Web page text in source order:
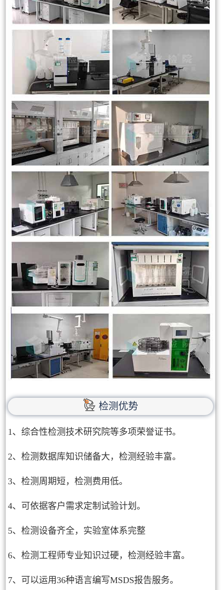
检测优势
1、综合性检测技术研究院等多项荣誉证书。
2、检测数据库知识储备大，检测经验丰富。
3、检测周期短，检测费用低。
4、可依据客户需求定制试验计划。
5、检测设备齐全，实验室体系完整
6、检测工程师专业知识过硬，检测经验丰富。
7、可以运用36种语言编写MSDS报告服务。